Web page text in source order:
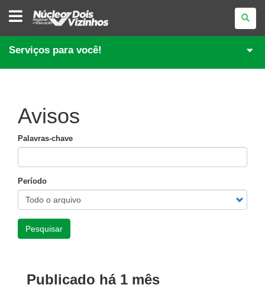
NÚCLEO
REGIONAL
EDUCAÇÃO
DE
DOIS
Serviços para você!
Avisos
Palavras-chave
Período
Pesquisar
Publicado há 1 mês